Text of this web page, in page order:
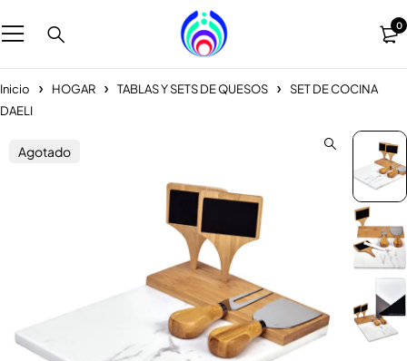
0
Inicio HOGAR TABLAS Y SETS DE QUESOS
SET DE COCINA
DAELI
Agotado